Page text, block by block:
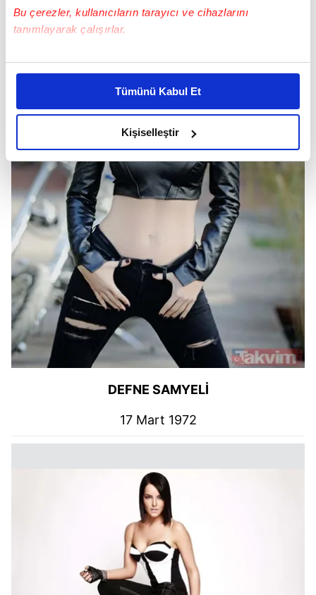
Bu çerezler, kullanıcıların tarayıcı ve cihazlarını
tanımlayarak çalışırlar.
Bu çerezlere izin vermeniz halinde sizlere özel
daha iyi reklam deneyimi yaşatabiliriz. Bunu yaparken
amacımızın size daha iyi bir reklam deneyimi sunmak
olduğunu ve sizlere en iyi içerikleri sunabilmek adına
elimizden gelen çabayı gösterdiğimizi ve bu noktada,
reklamların maliyetlerimizi karşılamak noktasında tek gelir
kalemimiz olduğunu sizlere hatırlatmak isteriz.
Her halükârda, kullanıcılar, bu çerezlere izin vermedikleri
takdirde, kullanıcılara hedefli reklamlar
gösterilmeyecektir."
Sizlere daha iyi bir hizmet sunabilmek için İnternet
Sitemizde kendimize ve üçüncü kişilere ait çerezler
kullanılmaktadır. Bu çerezler vasıtasıyla çeşitli kişisel
verileriniz işlenmekte olup gerekli olan çerezler bilgi
toplumu hizmetlerinin sunulması amacıyla
kullanılmaktadır. Diğer çerezler, sitemizin daha işlevsel
kılınması ve kişiselleştirilmesi ve sizlere yönelik
sınırlı olarak açık rızanız dahilinde kullanılacaktır.
vasıtasıyla belirleyebilirsiniz. Çerezlere ilişkin detaylı bilgi
için Ayarlar butonuna tıklayabilir,
ziyaret edebilirsiniz.
6698 sayılı Kişisel Verilerin Korunması Kanunu uyarınca
hazırlanmış Aydınlatma Metnimizi okumak ve sitemizde
ilgili mevzuata uygun olarak kullanılan çerezlerle ilgili bilgi
almak için lütfen tıklayınız.
Tümünü Kabul Et
Kişiselleştir
DEFNE SAMYELİ
17 Mart 1972